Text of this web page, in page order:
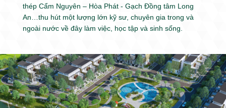
thép Cẩm Nguyên – Hòa Phát - Gạch Đồng tâm Long
An…thu hút một lượng lớn kỹ sư, chuyên gia trong và
ngoài nước về đây làm việc, học tập và sinh sống.